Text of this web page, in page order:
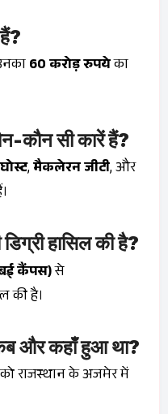
60 करोड़ रुपयेका
कौन सी कारें हैं?
,मैकलेरन जीटी, और
हासिल की है?
कैंपस)से
की है।
और कहाँ हुआ था?
को राजस्थान के अजमेर में